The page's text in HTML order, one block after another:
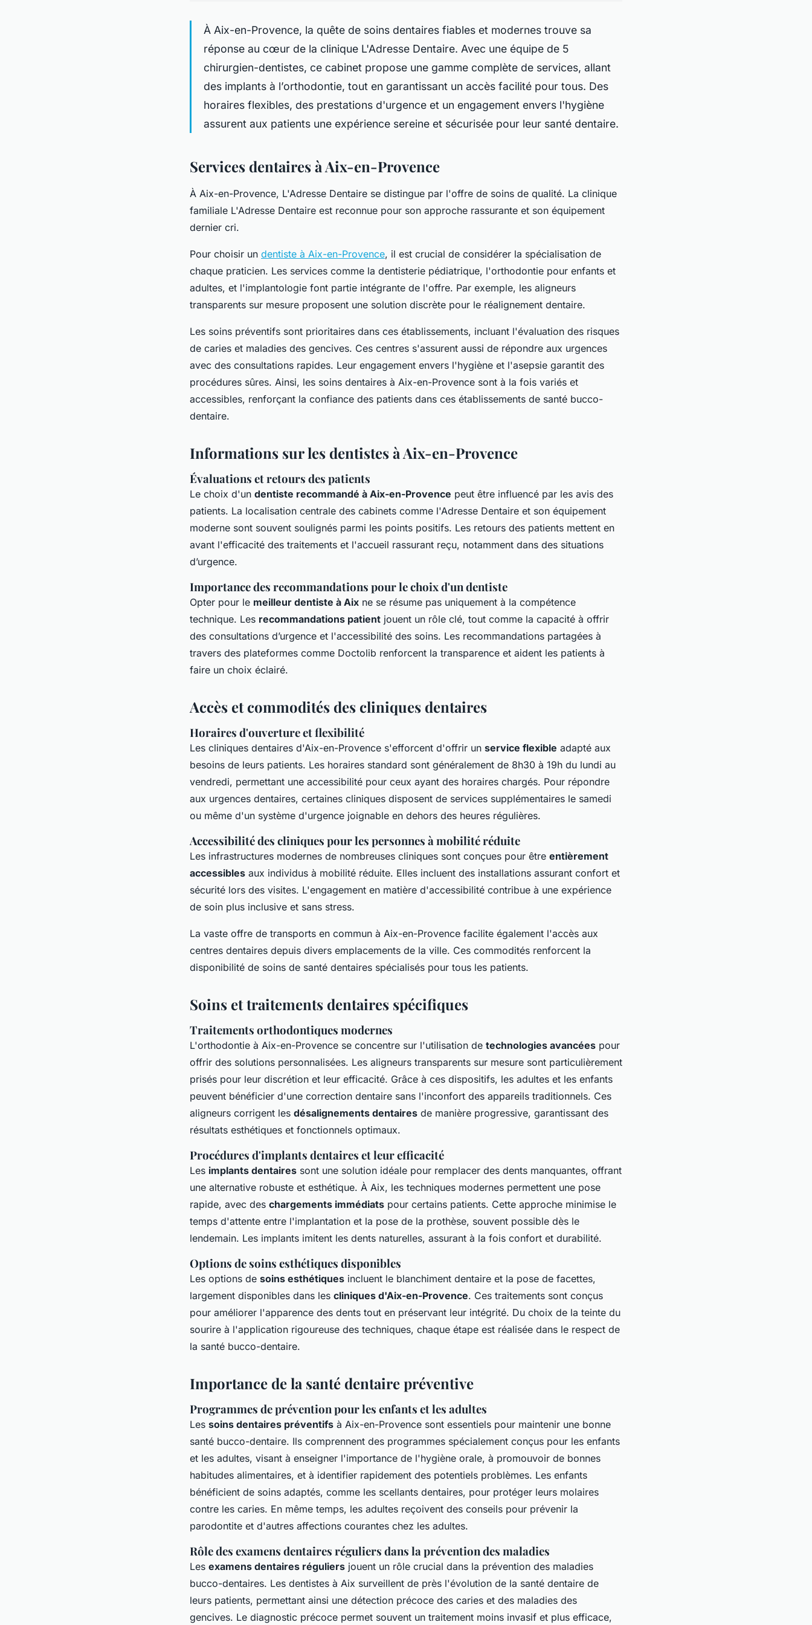
À Aix-en-Provence, la quête de soins dentaires fiables et modernes trouve sa
réponse au cœur de la clinique L'Adresse Dentaire. Avec une équipe de 5
chirurgien-dentistes, ce cabinet propose une gamme complète de services, allant
des implants à l’orthodontie, tout en garantissant un accès facilité pour tous. Des
horaires flexibles, des prestations d'urgence et un engagement envers l'hygiène
assurent aux patients une expérience sereine et sécurisée pour leur santé dentaire.
Services dentaires à Aix-en-Provence
À Aix-en-Provence, L'Adresse Dentaire se distingue par l'offre de soins de qualité. La clinique
familiale L'Adresse Dentaire est reconnue pour son approche rassurante et son équipement
dernier cri.
Pour choisir un dentiste à Aix-en-Provence, il est crucial de considérer la spécialisation de
chaque praticien. Les services comme la dentisterie pédiatrique, l'orthodontie pour enfants et
adultes, et l'implantologie font partie intégrante de l'offre. Par exemple, les aligneurs
transparents sur mesure proposent une solution discrète pour le réalignement dentaire.
Les soins préventifs sont prioritaires dans ces établissements, incluant l'évaluation des risques
de caries et maladies des gencives. Ces centres s'assurent aussi de répondre aux urgences
avec des consultations rapides. Leur engagement envers l'hygiène et l'asepsie garantit des
procédures sûres. Ainsi, les soins dentaires à Aix-en-Provence sont à la fois variés et
accessibles, renforçant la confiance des patients dans ces établissements de santé bucco-
dentaire.
Informations sur les dentistes à Aix-en-Provence
Évaluations et retours des patients
Le choix d'un dentiste recommandé à Aix-en-Provence peut être influencé par les avis des
patients. La localisation centrale des cabinets comme l'Adresse Dentaire et son équipement
moderne sont souvent soulignés parmi les points positifs. Les retours des patients mettent en
avant l'efficacité des traitements et l'accueil rassurant reçu, notamment dans des situations
d’urgence.
Importance des recommandations pour le choix d'un dentiste
Opter pour le meilleur dentiste à Aix ne se résume pas uniquement à la compétence
technique. Les recommandations patient jouent un rôle clé, tout comme la capacité à offrir
des consultations d’urgence et l'accessibilité des soins. Les recommandations partagées à
travers des plateformes comme Doctolib renforcent la transparence et aident les patients à
faire un choix éclairé.
Accès et commodités des cliniques dentaires
Horaires d'ouverture et flexibilité
Les cliniques dentaires d'Aix-en-Provence s'efforcent d'offrir un service flexible adapté aux
besoins de leurs patients. Les horaires standard sont généralement de 8h30 à 19h du lundi au
vendredi, permettant une accessibilité pour ceux ayant des horaires chargés. Pour répondre
aux urgences dentaires, certaines cliniques disposent de services supplémentaires le samedi
ou même d'un système d'urgence joignable en dehors des heures régulières.
Accessibilité des cliniques pour les personnes à mobilité réduite
Les infrastructures modernes de nombreuses cliniques sont conçues pour être entièrement
accessibles aux individus à mobilité réduite. Elles incluent des installations assurant confort et
sécurité lors des visites. L'engagement en matière d'accessibilité contribue à une expérience
de soin plus inclusive et sans stress.
La vaste offre de transports en commun à Aix-en-Provence facilite également l'accès aux
centres dentaires depuis divers emplacements de la ville. Ces commodités renforcent la
disponibilité de soins de santé dentaires spécialisés pour tous les patients.
Soins et traitements dentaires spécifiques
Traitements orthodontiques modernes
L'orthodontie à Aix-en-Provence se concentre sur l'utilisation de technologies avancées pour
offrir des solutions personnalisées. Les aligneurs transparents sur mesure sont particulièrement
prisés pour leur discrétion et leur efficacité. Grâce à ces dispositifs, les adultes et les enfants
peuvent bénéficier d'une correction dentaire sans l'inconfort des appareils traditionnels. Ces
aligneurs corrigent les désalignements dentaires de manière progressive, garantissant des
résultats esthétiques et fonctionnels optimaux.
Procédures d'implants dentaires et leur efficacité
Les implants dentaires sont une solution idéale pour remplacer des dents manquantes, offrant
une alternative robuste et esthétique. À Aix, les techniques modernes permettent une pose
rapide, avec des chargements immédiats pour certains patients. Cette approche minimise le
temps d'attente entre l'implantation et la pose de la prothèse, souvent possible dès le
lendemain. Les implants imitent les dents naturelles, assurant à la fois confort et durabilité.
Options de soins esthétiques disponibles
Les options de soins esthétiques incluent le blanchiment dentaire et la pose de facettes,
largement disponibles dans les cliniques d'Aix-en-Provence. Ces traitements sont conçus
pour améliorer l'apparence des dents tout en préservant leur intégrité. Du choix de la teinte du
sourire à l'application rigoureuse des techniques, chaque étape est réalisée dans le respect de
la santé bucco-dentaire.
Importance de la santé dentaire préventive
Programmes de prévention pour les enfants et les adultes
Les soins dentaires préventifs à Aix-en-Provence sont essentiels pour maintenir une bonne
santé bucco-dentaire. Ils comprennent des programmes spécialement conçus pour les enfants
et les adultes, visant à enseigner l'importance de l'hygiène orale, à promouvoir de bonnes
habitudes alimentaires, et à identifier rapidement des potentiels problèmes. Les enfants
bénéficient de soins adaptés, comme les scellants dentaires, pour protéger leurs molaires
contre les caries. En même temps, les adultes reçoivent des conseils pour prévenir la
parodontite et d'autres affections courantes chez les adultes.
Rôle des examens dentaires réguliers dans la prévention des maladies
Les examens dentaires réguliers jouent un rôle crucial dans la prévention des maladies
bucco-dentaires. Les dentistes à Aix surveillent de près l'évolution de la santé dentaire de
leurs patients, permettant ainsi une détection précoce des caries et des maladies des
gencives. Le diagnostic précoce permet souvent un traitement moins invasif et plus efficace,